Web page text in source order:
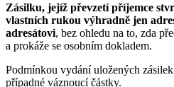
Zásilku, jejíž převzetí příjemce
vlastních rukou výhradně jen
adresátovi, bez ohledu na to, zda
a prokáže se osobním dokladem.
Podmínkou vydání uložených
případné váznoucí částky.